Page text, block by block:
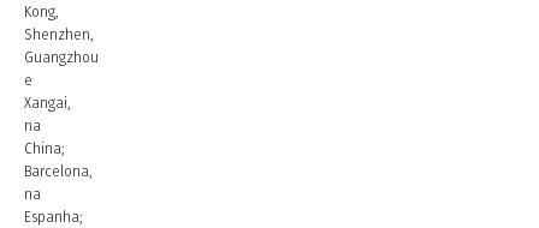
Kong,
Shenzhen,
Guangzhou
e
Xangai,
na
China;
Barcelona,
na
Espanha;